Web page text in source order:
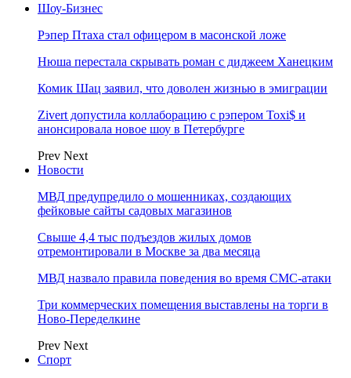
Шоу-Бизнес
Рэпер Птаха стал офицером в масонской ложе
Нюша перестала скрывать роман с диджеем Ханецким
Комик Шац заявил, что доволен жизнью в эмиграции
Zivert допустила коллаборацию с рэпером Toxi$ и
анонсировала новое шоу в Петербурге
Prev Next
Новости
МВД предупредило о мошенниках, создающих
фейковые сайты садовых магазинов
Свыше 4,4 тыс подъездов жилых домов
отремонтировали в Москве за два месяца
МВД назвало правила поведения во время СМС-атаки
Три коммерческих помещения выставлены на торги в
Ново-Переделкине
Prev Next
Спорт